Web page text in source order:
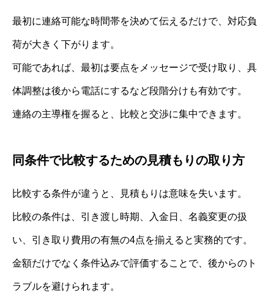
最初に連絡可能な時間帯を決めて伝えるだけで、対応負
荷が大きく下がります。
可能であれば、最初は要点をメッセージで受け取り、具
体調整は後から電話にするなど段階分けも有効です。
連絡の主導権を握ると、比較と交渉に集中できます。
同条件で比較するための見積もりの取り方
比較する条件が違うと、見積もりは意味を失います。
比較の条件は、引き渡し時期、入金日、名義変更の扱
い、引き取り費用の有無の4点を揃えると実務的です。
金額だけでなく条件込みで評価することで、後からのト
ラブルを避けられます。